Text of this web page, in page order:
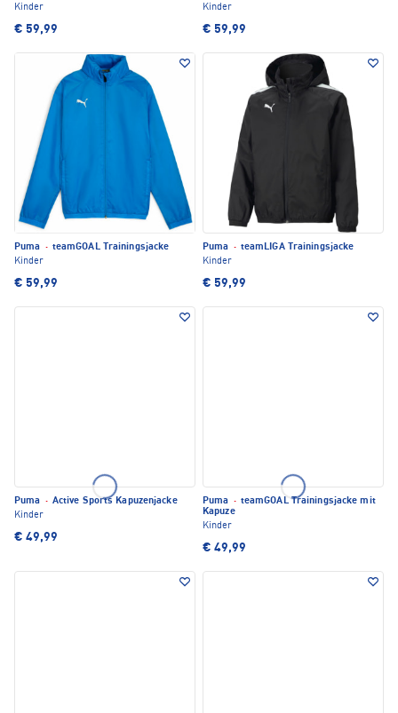
Kinder
€ 59,99
Kinder
€ 59,99
Puma · teamGOAL Trainingsjacke
Kinder
€ 59,99
Puma · teamLIGA Trainingsjacke
Kinder
€ 59,99
Puma · Active Sports Kapuzenjacke
Kinder
€ 49,99
Puma · teamGOAL Trainingsjacke mit
Kapuze
Kinder
€ 49,99